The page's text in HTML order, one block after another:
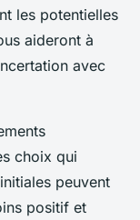
les potentielles
aideront à
avec
choix qui
peuvent
positif et